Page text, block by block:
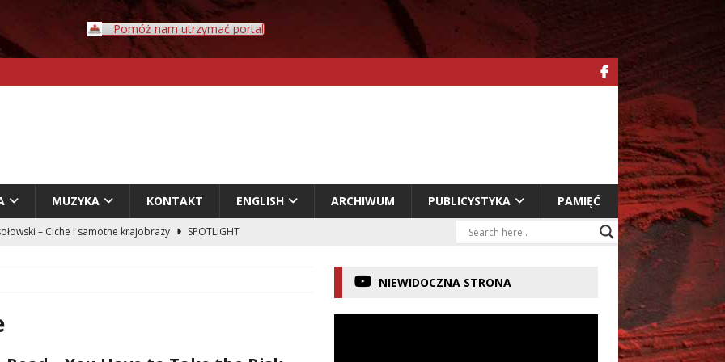
Pomóż nam utrzymać portal
MUZYKA KONTAKT ENGLISH ARCHIWUM PUBLICYSTYKA PAMIĘĆ
– Ciche i samotne krajobrazy
SPOTLIGHT
– Człowiek w świecie rozpadających się znaczeń
NIEWIDOCZNA STRONA